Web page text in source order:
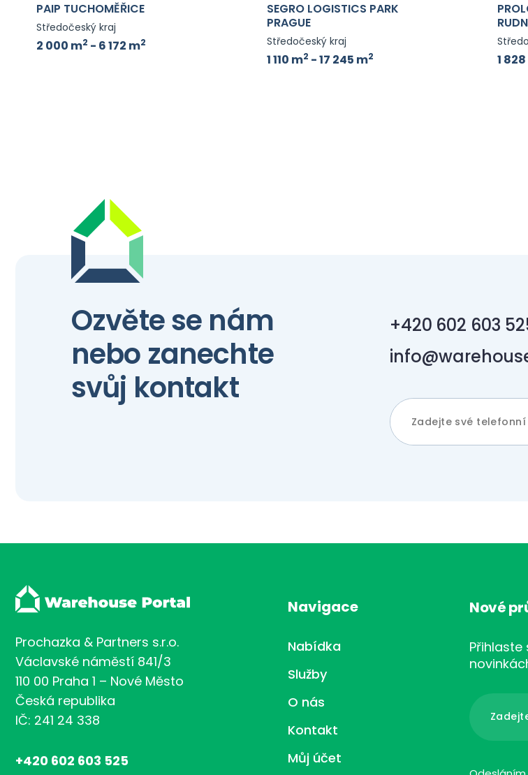
PAIP TUCHOMĚŘICE
Středočeský kraj
2 000 m2 - 6 172 m2
SEGRO LOGISTICS PARK
PRAGUE
Středočeský kraj
1 110 m2 - 17 245 m2 1
Ozvěte se nám
nebo zanechte
svůj kontakt
+420 602 603
Prochazka & Partners s.r.o.
Václavské náměstí 841/3
110 00 Praha 1 – Nové Město
Česká republika
IČ: 241 24 338
+420 602 603 525
Navigace
Nabídka
Služby
O nás
Kontakt
Můj účet
Nové